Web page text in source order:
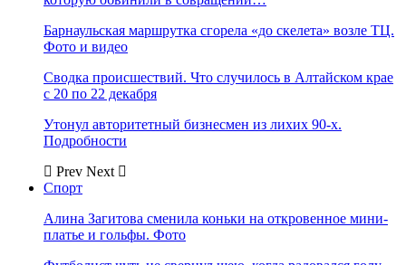
Барнаульская маршрутка сгорела «до скелета» возле ТЦ.
Фото и видео
Сводка происшествий. Что случилось в Алтайском крае
с 20 по 22 декабря
Утонул авторитетный бизнесмен из лихих 90-х.
Подробности
Prev Next
Спорт
Алина Загитова сменила коньки на откровенное мини-
платье и гольфы. Фото